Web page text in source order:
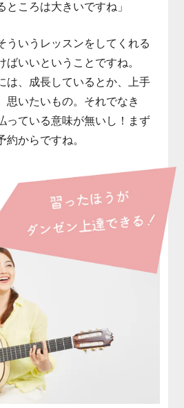
ところは大きいですね」
ういうレッスンをしてくれる
ばいいということですね。
は、成長しているとか、上手
思いたいもの。それでなき
っている意味が無いし！まず
約からですね。